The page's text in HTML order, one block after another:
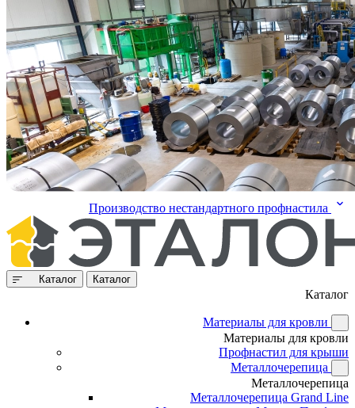
Производство нестандартного профнастила
Каталог Каталог
Каталог
Материалы для кровли
Материалы для кровли
Профнастил для крыши
Металлочерепица
Металлочерепица
Металлочерепица Grand Line